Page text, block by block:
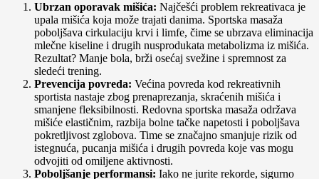
Ubrzan oporavak mišića: Najčešći problem rekreativaca je
upala mišića koja može trajati danima. Sportska masaža
poboljšava cirkulaciju krvi i limfe, čime se ubrzava eliminacija
mlečne kiseline i drugih nusprodukata metabolizma iz mišića.
Rezultat? Manje bola, brži osećaj svežine i spremnost za
sledeći trening.
Prevencija povreda: Većina povreda kod rekreativnih
sportista nastaje zbog prenaprezanja, skraćenih mišića i
smanjene fleksibilnosti. Redovna sportska masaža održava
mišiće elastičnim, razbija bolne tačke napetosti i poboljšava
pokretljivost zglobova. Time se značajno smanjuje rizik od
istegnuća, pucanja mišića i drugih povreda koje vas mogu
odvojiti od omiljene aktivnosti.
Poboljšanje performansi: Iako ne jurite rekorde, sigurno